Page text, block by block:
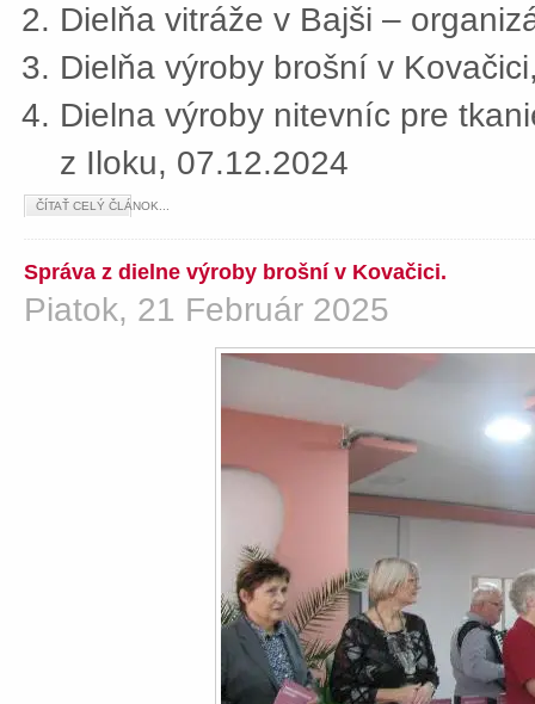
Dielňa vitráže v Bajši –
Dielňa výroby brošní v
Dielna výroby nitevníc pre
z Iloku, 07.12.2024
ČÍTAŤ CELÝ ČLÁNOK...
Správa z dielne výroby brošní v Kovačici.
Piatok, 21 Február 2025